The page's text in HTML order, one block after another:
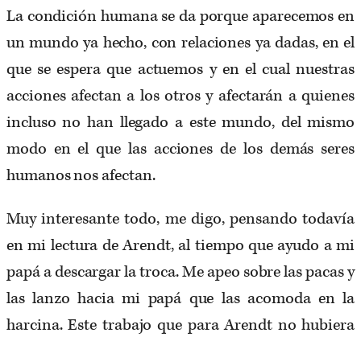
La condición humana se da porque aparecemos en
un mundo ya hecho, con relaciones ya dadas, en el
que se espera que actuemos y en el cual nuestras
acciones afectan a los otros y afectarán a quienes
incluso no han llegado a este mundo, del mismo
modo en el que las acciones de los demás seres
humanos nos afectan.
Muy interesante todo, me digo, pensando todavía
en mi lectura de Arendt, al tiempo que ayudo a mi
papá a descargar la troca. Me apeo sobre las pacas y
las lanzo hacia mi papá que las acomoda en la
harcina. Este trabajo que para Arendt no hubiera